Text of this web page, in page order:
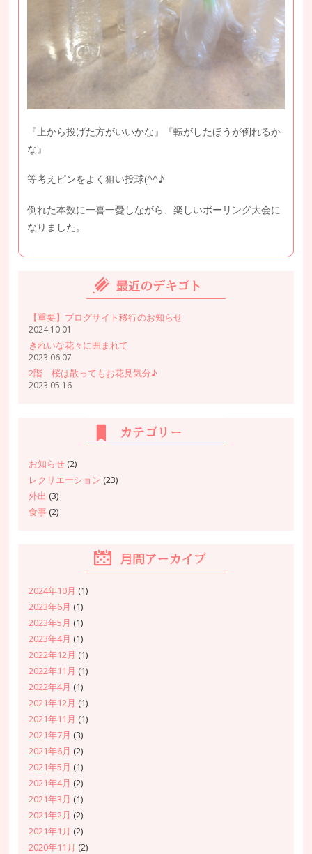
『上から投げた方がいいかな』『転がしたほうが倒れるか
な』
等考えピンをよく狙い投球(^^♪
倒れた本数に一喜一憂しながら、楽しいボーリング大会に
なりました。
【重要】ブログサイト移行のお知らせ
2024.10.01
きれいな花々に囲まれて
2023.06.07
2階 桜は散ってもお花見気分♪
2023.05.16
お知らせ(2)
レクリエーション (23)
外出 (3)
食事(2)
2024年10月 (1)
2023年6月 (1)
2023年5月 (1)
2023年4月 (1)
2022年12月 (1)
2022年11月 (1)
2022年4月 (1)
2021年12月 (1)
2021年11月 (1)
2021年7月 (3)
2021年6月 (2)
2021年5月 (1)
2021年4月 (2)
2021年3月 (1)
2021年2月 (2)
2021年1月 (2)
2020年11月 (2)